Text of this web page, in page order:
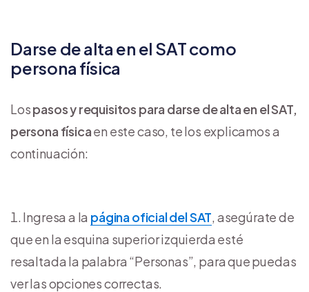
Darse de alta en el SAT como
persona física
Lospasos y requisitos para darse de alta en el SAT,
persona físicaen este caso, te los explicamos a
continuación:
Ingresa a la página oficial del SAT, asegúrate de
que en la esquina superior izquierda esté
resaltada la palabra “Personas”, para que puedas
ver las opciones correctas.